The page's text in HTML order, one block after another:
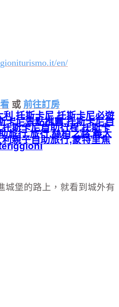
en/
或 前往訂房
城堡的路上，就看到城外有